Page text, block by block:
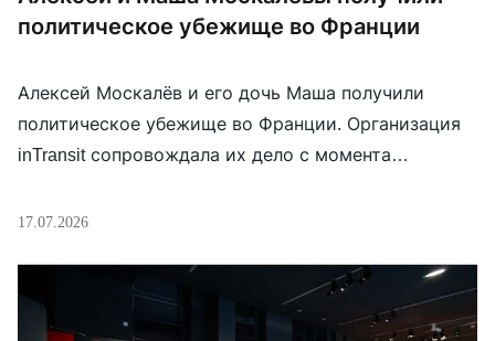
политическое убежище во Франции
Алексей Москалёв и его дочь Маша получили
политическое убежище во Франции. Организация
inTransit сопровождала их дело с момента
ожидания по немецкой программе семья подала
гуманитарную визу, а затем обратилась за
убежищем. Мы ранее писали о Маше Москалёвой и
17.07.2026